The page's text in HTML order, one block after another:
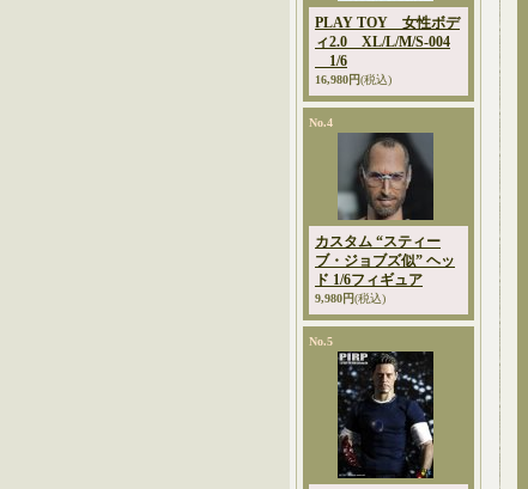
PLAY TOY 女性ボデ
ィ2.0 XL/L/M/S-004
1/6
16,980円(税込)
No.4
カスタム “スティー
ブ・ジョブズ似” ヘッ
ド 1/6フィギュア
9,980円(税込)
No.5